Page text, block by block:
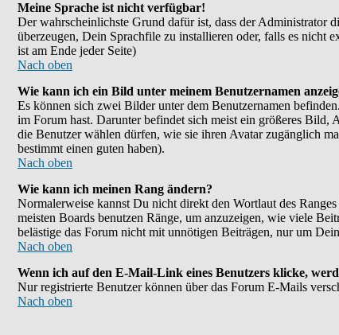
Meine Sprache ist nicht verfügbar!
Der wahrscheinlichste Grund dafür ist, dass der Administrator
überzeugen, Dein Sprachfile zu installieren oder, falls es nicht
ist am Ende jeder Seite)
Nach oben
Wie kann ich ein Bild unter meinem Benutzernamen
Es können sich zwei Bilder unter dem Benutzernamen
im Forum hast. Darunter befindet sich meist ein größeres Bild,
die Benutzer wählen dürfen, wie sie ihren Avatar zugänglich
bestimmt einen guten haben).
Nach oben
Wie kann ich meinen Rang ändern?
Normalerweise kannst Du nicht direkt den Wortlaut des
meisten Boards benutzen Ränge, um anzuzeigen, wie viele
belästige das Forum nicht mit unnötigen Beiträgen, nur um
Nach oben
Wenn ich auf den E-Mail-Link eines Benutzers klicke,
Nur registrierte Benutzer können über das Forum E-Mails
Nach oben